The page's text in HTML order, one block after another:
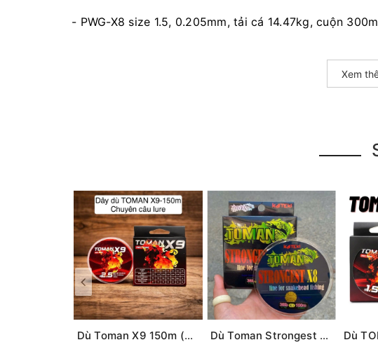
- PWG-X8 size 1.5, 0.205mm, tải cá 14.47kg, cuộn 300m
- PWG-X8 size 2.5, 0.260mm, tải cá 20.23kg, cuộnXem
Dù Toman X9 150m (màu ĐỎ) Dù Toman Strongest X8-100m (màu vàng)